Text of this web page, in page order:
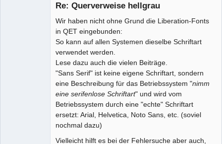
Re: Querverweise hellgrau
Wir haben nicht ohne Grund die Liberation-Fonts
in QET eingebunden:
So kann auf allen Systemen dieselbe Schriftart
verwendet werden.
Lese dazu auch die vielen Beiträge.
"Sans Serif" ist keine eigene Schriftart, sondern
eine Beschreibung für das Betriebssystem "nimm
eine serifenlose Schriftart" und wird vom
Betriebssystem durch eine "echte" Schriftart
ersetzt: Arial, Helvetica, Noto Sans, etc. (soviel
nochmal dazu)
Vielleicht hilft es bei der Fehlersuche aber auch,